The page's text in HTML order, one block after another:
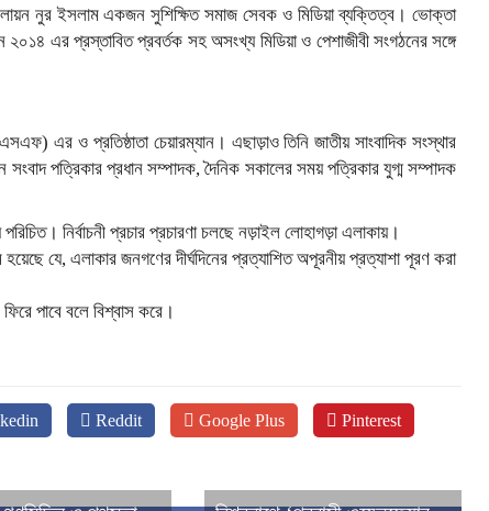
লায়ন নুর ইসলাম একজন সুশিক্ষিত সমাজ সেবক ও মিডিয়া ব্যক্তিত্ব। ভোক্তা
এর প্রস্তাবিত প্রবর্তক সহ অসংখ্য মিডিয়া ও পেশাজীবী সংগঠনের সঙ্গে
এর ও প্রতিষ্ঠাতা চেয়ারম্যান। এছাড়াও তিনি জাতীয় সাংবাদিক সংস্থার
সংবাদ পত্রিকার প্রধান সম্পাদক, দৈনিক সকালের সময় পত্রিকার যুগ্ম সম্পাদক
নির্বাচনী প্রচার প্রচারণা চলছে নড়াইল লোহাগড়া এলাকায়।
যে, এলাকার জনগণের দীর্ঘদিনের প্রত্যাশিত অপূরনীয় প্রত্যাশা পূরণ করা
পাবে বলে বিশ্বাস করে।
Reddit Google Plus Pinterest